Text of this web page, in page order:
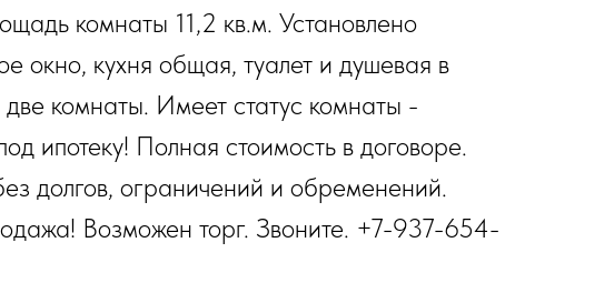
комнаты 11,2 кв.м. Установлено
окно, кухня общая, туалет и душевая в
комнаты. Имеет статус комнаты -
ипотеку! Полная стоимость в договоре.
долгов, ограничений и обременений.
Возможен торг. Звоните. +7-937-654-